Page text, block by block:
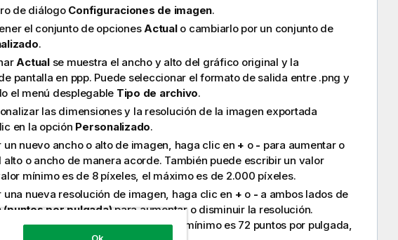
de diálogo Configuraciones de imagen.
el conjunto de opcionesActualo cambiarlo por un conjunto de
.
Actualse muestra el ancho y alto del gráfico original y la
pantalla en ppp. Puede seleccionar el formato de salida entre .png y
el menú desplegable Tipo de archivo.
las dimensiones y la resolución de la imagen exportada
en la opción Personalizado.
un nuevo ancho o alto de imagen, haga clic en + o - para aumentar o
alto o ancho de manera acorde. También puede escribir un valor
mínimo es de 8 píxeles, el máximo es de 2.000 píxeles.
una nueva resolución de imagen, haga clic en + o - a ambos lados de
(puntos por pulgada)para aumentar o disminuir la resolución.
escribir un valor exacto. El valor mínimo es 72 puntos por pulgada,